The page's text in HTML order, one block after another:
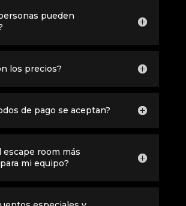
pueden
los precios?
de pago se aceptan?
escape room más
mi equipo?